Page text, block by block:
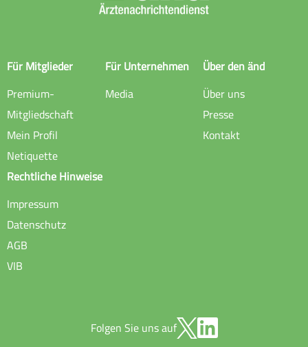
Für Mitglieder
Premium-
Mitgliedschaft
Mein Profil
Netiquette
Für Unternehmen
Media
Über den änd
Über uns
Presse
Kontakt
Rechtliche Hinweise
Impressum
Datenschutz
AGB
VIB
Folgen Sie uns auf